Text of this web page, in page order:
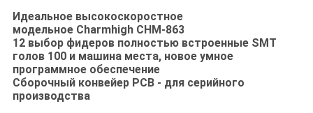
Идеальное высокоскоростное
модельное Charmhigh CHM-863
12 выбор фидеров полностью встроенные SMT
голов 100 и машина места, новое умное
программное обеспечение
Сборочный конвейер PCB - для серийного
производства